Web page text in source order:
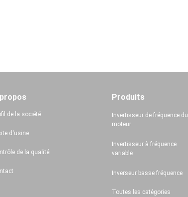
de la société
d'usine
de la qualité
Produits
Invertisseur de fréquence du
moteur
Invertisseur à fréquence
variable
Inverseur basse fréquence
Toutes les catégories